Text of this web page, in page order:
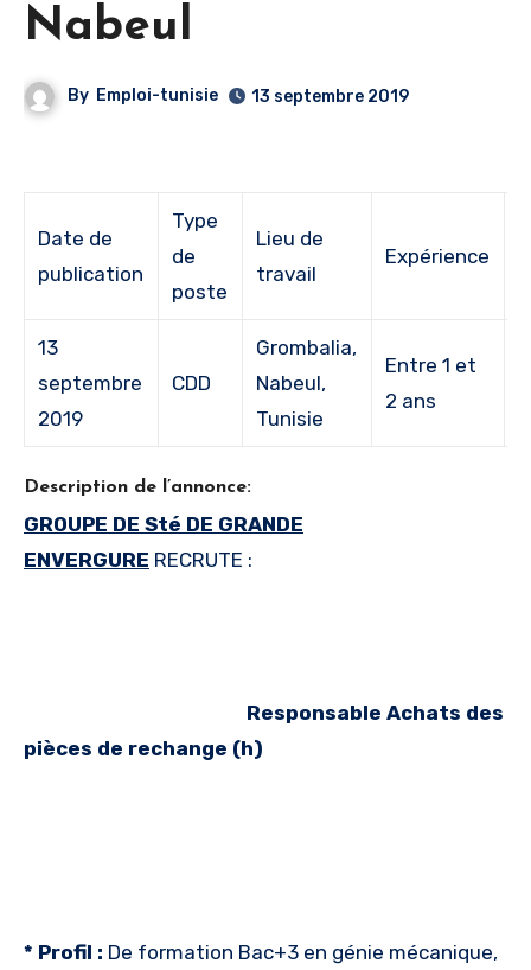
Nabeul
By Emploi-tunisie 13 septembre 2019
Date de
publication
Type
de
poste
Lieu de
travail
Expérience
13
septembre
2019
CDD
Grombalia,
Nabeul,
Tunisie
Entre 1 et
2 ans
Description de l’annonce:
GROUPE DE Sté DE GRANDE
ENVERGURE RECRUTE :
Responsable Achats des
pièces de rechange (h)
* Profil : De formation Bac+3 en génie mécanique,